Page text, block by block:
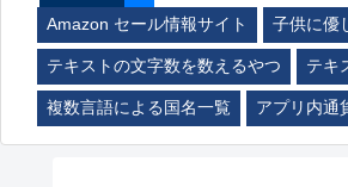
Amazon セール情報サイト 子供に優
テキストの文字数を数えるやつ テキ
複数言語による国名一覧 アプリ内通